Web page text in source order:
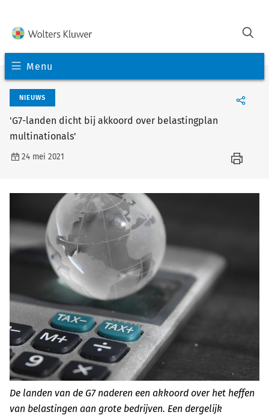
Menu
NIEUWS
'G7-landen dicht bij akkoord over belastingplan
multinationals'
24 mei 2021
De landen van de G7 naderen een akkoord over het heffen
van belastingen aan grote bedrijven. Een dergelijk